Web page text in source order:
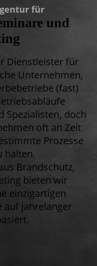
für
und
Dienstleister für
Unternehmen,
(fast)
Spezialisten, doch
oft an Zeit
Prozesse
halten.
Brandschutz,
bieten wir
einzigartigen
auf jahrelanger